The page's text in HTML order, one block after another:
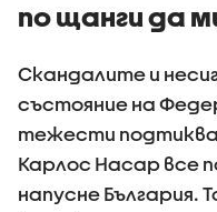
по щанги да
Скандалите и
състояние на
тежести
Карлос Насар все
напусне България.